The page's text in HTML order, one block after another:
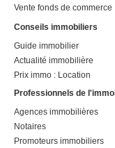
Vente fonds de commerce
Conseils immobiliers
Guide immobilier
Actualité immobilière
Prix immo : Location
Professionnels de
Agences immobilières
Notaires
Promoteurs immobiliers